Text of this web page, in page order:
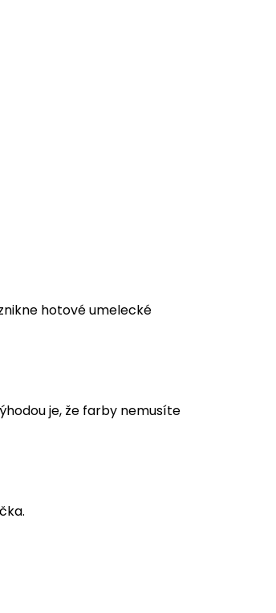
hotové umelecké
je, že farby nemusíte